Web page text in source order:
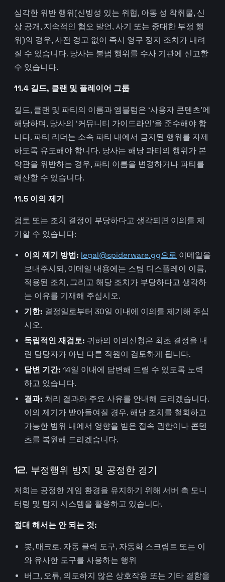
심각한 위반 행위(신빙성 있는 위협, 아동 성 착취물, 신
상 공개, 지속적인 혐오 발언, 사기 또는 중대한 부정 행
위)의 경우, 사전 경고 없이 즉시 영구 정지 조치가 내려
질 수 있습니다. 당사는 불법 행위를 수사 기관에 신고할
수 있습니다.
11.4 길드, 클랜 및 플레이어 그룹
길드, 클랜 및 파티의 이름과 엠블럼은 ‘사용자 콘텐츠’에
해당하며, 당사의 ‘커뮤니티 가이드라인’을 준수해야 합
니다. 파티 리더는 소속 파티 내에서 금지된 행위를 자제
하도록 유도해야 합니다. 당사는 해당 파티의 행위가 본
약관을 위반하는 경우, 파티 이름을 변경하거나 파티를
해산할 수 있습니다.
11.5 이의 제기
검토 또는 조치 결정이 부당하다고 생각되면 이의를 제
기할 수 있습니다:
이의 제기 방법: legal@spiderware.gg으로 이메일을
보내주시되, 이메일 내용에는 스팀 디스플레이 이름,
적용된 조치, 그리고 해당 조치가 부당하다고 생각하
는 이유를 기재해 주십시오.
기한: 결정일로부터 30일 이내에 이의를 제기해 주십
시오.
독립적인 재검토: 귀하의 이의신청은 최초 결정을 내
린 담당자가 아닌 다른 직원이 검토하게 됩니다.
답변 기간: 14일 이내에 답변해 드릴 수 있도록 노력
하고 있습니다.
결과: 처리 결과와 주요 사유를 안내해 드리겠습니다.
이의 제기가 받아들여질 경우, 해당 조치를 철회하고
가능한 범위 내에서 영향을 받은 접속 권한이나 콘텐
츠를 복원해 드리겠습니다.
12. 부정행위 방지 및 공정한 경기
저희는 공정한 게임 환경을 유지하기 위해 서버 측 모니
터링 및 탐지 시스템을 활용하고 있습니다.
절대 해서는 안 되는 것:
봇, 매크로, 자동 클릭 도구, 자동화 스크립트 또는 이
와 유사한 도구를 사용하는 행위
버그, 오류, 의도하지 않은 상호작용 또는 기타 결함을